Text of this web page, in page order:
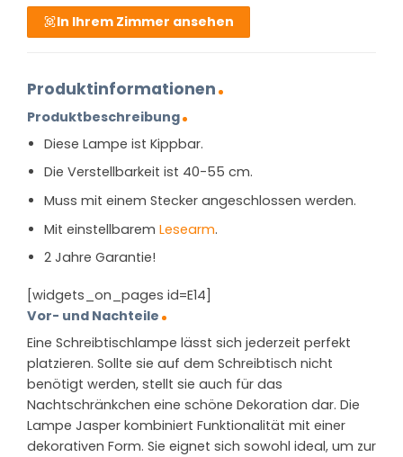
In Ihrem Zimmer ansehen
Produktinformationen
Produktbeschreibung
Diese Lampe ist Kippbar.
Die Verstellbarkeit ist 40-55 cm.
Muss mit einem Stecker angeschlossen werden.
Mit einstellbarem Lesearm.
2 Jahre Garantie!
[widgets_on_pages id=E14]
Vor- und Nachteile
Eine Schreibtischlampe lässt sich jederzeit perfekt
platzieren. Sollte sie auf dem Schreibtisch nicht
benötigt werden, stellt sie auch für das
Nachtschränkchen eine schöne Dekoration dar. Die
Lampe Jasper kombiniert Funktionalität mit einer
dekorativen Form. Sie eignet sich sowohl ideal, um zur